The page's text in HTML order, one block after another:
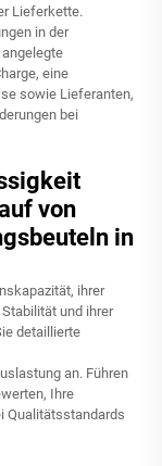
Lieferkette.
in der
eine
sowie Lieferanten,
bei
von
in
ihrer
und ihrer
detaillierte
an. Führen
Ihre
Qualitätsstandards